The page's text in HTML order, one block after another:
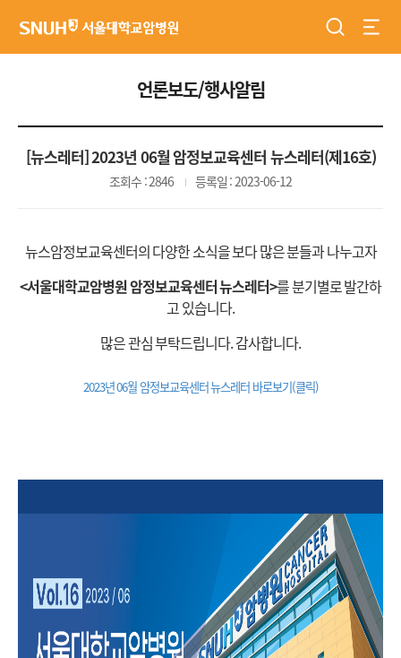
검색
언론보도/행사알림
[뉴스레터] 2023년 06월 암정보교육센터 뉴스레터(제16호)
조회수 : 2846 등록일 : 2023-06-12
뉴스암정보교육센터의 다양한 소식을 보다 많은 분들과 나누고자
<서울대학교암병원 암정보교육센터 뉴스레터>를 분기별로 발간하
고 있습니다.
많은 관심 부탁드립니다. 감사합니다.
2023년 06월 암정보교육센터 뉴스레터 바로보기(클릭)